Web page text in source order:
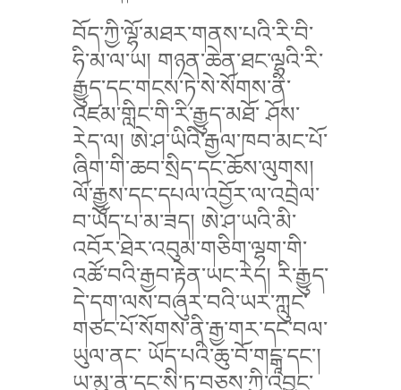
བོད་ཀྱི་ལྷོ་མཐར་གནས་པའི་རི་བི་
ཧི་མ་ལ་ཡ། གཉན་ཆེན་ཐང་ལྷའི་རི་
རྒྱུད་དང་གངས་ཏེ་སེ་སོགས་ནི་
འཛམ་གླིང་གི་རི་རྒྱུད་མཐོ་ ཤོས་
རེད་ལ། ཨེ་ཤ་ཡིའི་རྒྱལ་ཁབ་མང་པོ་
ཞིག་གི་ཆབ་སྲིད་དང་ཆོས་ལུགས།
ལོ་རྒྱུས་དང་དཔལ་འབྱོར་ལ་འབྲེལ་
བ་ཡོད་པ་མ་ཟད། ཨེ་ཤ་ཡའི་མི་
འབོར་ཐེར་འབུམ་གཅིག་ལྷག་གི་
འཚོ་བའི་རྒྱབ་རྟེན་ཡང་རེད། རི་རྒྱུད་
དེ་དག་ལས་བཞུར་བའི་ཡར་ཀླུང་
གཙང་པོ་སོགས་ནི་རྒྱ་གར་དང་བལ་
ཡུལ་ནང་ ཡོད་པའི་ཆུ་བོ་གངྒཱ་དང་།
ཡ་མུ་ན་དང་སི་ཏ་བཅས་ཀྱི་འབྱུང་